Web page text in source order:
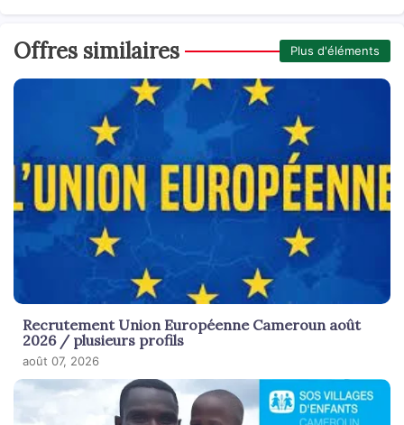
Offres similaires Plus d'éléments
Recrutement Union Européenne Cameroun août
2026 / plusieurs profils
août 07, 2026